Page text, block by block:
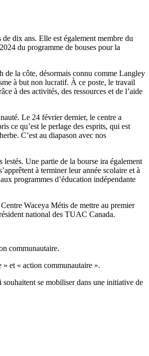
dix ans. Elle est également membre du
du programme de bouses pour la
de la côte, désormais connu comme Langley
à but non lucratif. À ce poste, le travail
à des activités, des ressources et de l’aide
Le 24 février dernier, le centre a
ce qu’est le perlage des esprits, qui est
C’est au diapason avec nos
lestés. Une partie de la bourse ira également
à terminer leur année scolaire et à
programmes d’éducation indépendante
Waceya Métis de mettre au premier
national des TUAC Canada.
communautaire.
» et « action communautaire ».
se mobiliser dans une initiative de